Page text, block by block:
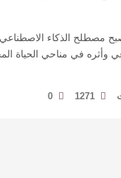
مصطلح الذكاء
وأثره في مناحي الحياة
1271
0